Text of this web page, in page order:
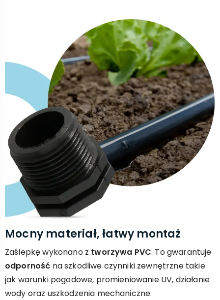
Mocny materiał, łatwy montaż
Zaślepkę wykonano z tworzywa PVC. To gwarantuje
odporność na szkodliwe czynniki zewnętrzne takie
jak warunki pogodowe, promieniowanie UV, działanie
wody oraz uszkodzenia mechaniczne.